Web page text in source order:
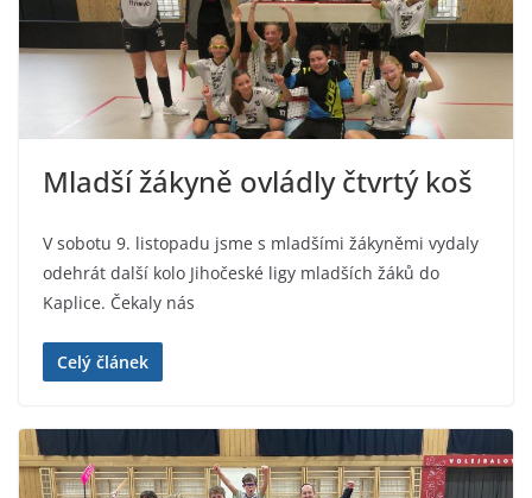
Mladší žákyně ovládly čtvrtý koš
V sobotu 9. listopadu jsme s mladšími žákyněmi vydaly
odehrát další kolo Jihočeské ligy mladších žáků do
Kaplice. Čekaly nás
Celý článek